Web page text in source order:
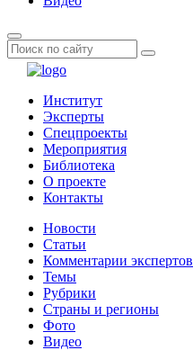
Институт
Эксперты
Спецпроекты
Мероприятия
Библиотека
О проекте
Контакты
Новости
Статьи
Комментарии экспертов
Темы
Рубрики
Страны и регионы
Фото
Видео